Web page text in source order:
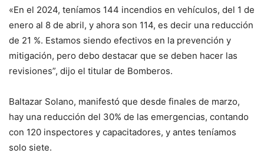
«En el 2024, teníamos 144 incendios en vehículos, del 1 de
enero al 8 de abril, y ahora son 114, es decir una reducción
de 21 %. Estamos siendo efectivos en la prevención y
mitigación, pero debo destacar que se deben hacer las
revisiones”, dijo el titular de Bomberos.
Baltazar Solano, manifestó que desde finales de marzo,
hay una reducción del 30% de las emergencias, contando
con 120 inspectores y capacitadores, y antes teníamos
solo siete.